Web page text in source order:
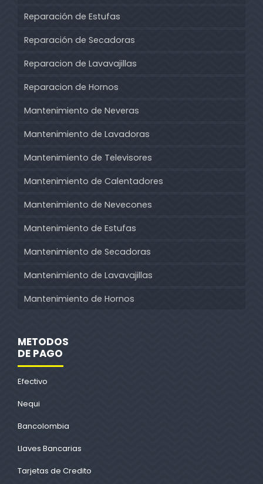
Reparación de Estufas
Reparación de Secadoras
Reparacion de Lavavajillas
Reparacion de Hornos
Mantenimiento de Neveras
Mantenimiento de Lavadoras
Mantenimiento de Televisores
Mantenimiento de Calentadores
Mantenimiento de Nevecones
Mantenimiento de Estufas
Mantenimiento de Secadoras
Mantenimiento de Lavavajillas
Mantenimiento de Hornos
METODOS
DE PAGO
Efectivo
Nequi
Bancolombia
Llaves Bancarias
Tarjetas de Credito